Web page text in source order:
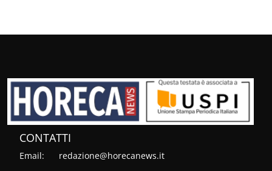
CONTATTI
Email: redazione@horecanews.it